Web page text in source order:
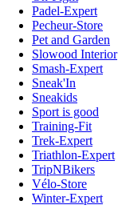
Padel-Expert
Pecheur-Store
Pet and Garden
Slowood Interior
Smash-Expert
Sneak'In
Sneakids
Sport is good
Training-Fit
Trek-Expert
Triathlon-Expert
TripNBikers
Vélo-Store
Winter-Expert